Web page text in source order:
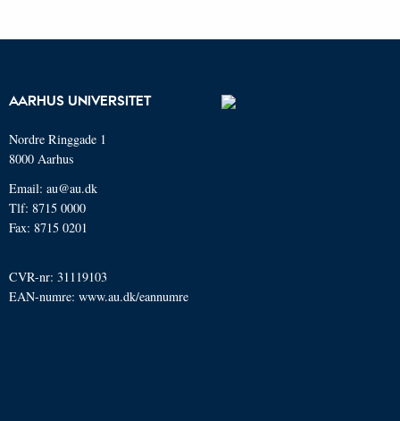
AARHUS UNIVERSITET
Nordre Ringgade 1
8000 Aarhus
Email: au@au.dk
Tlf: 8715 0000
Fax: 8715 0201
CVR-nr: 31119103
EAN-numre: www.au.dk/eannumre